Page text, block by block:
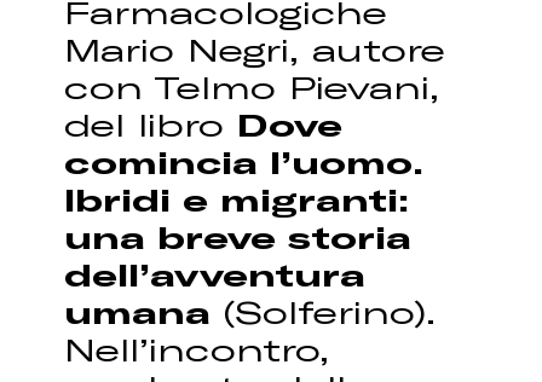
Farmacologiche
Mario Negri, autore
con Telmo Pievani,
del libro Dove
comincia l’uomo.
Ibridi e migranti:
una breve storia
dell’avventura
umana (Solferino).
Nell’incontro,